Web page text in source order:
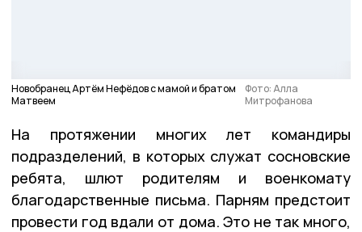
Новобранец Артём Нефёдов с мамой и братом
Матвеем
Фото: Алла
Митрофанова
На протяжении многих лет командиры
подразделений, в которых служат сосновские
ребята, шлют родителям и военкомату
благодарственные письма. Парням предстоит
провести год вдали от дома. Это не так много,